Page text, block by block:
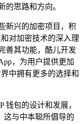
的思路和方向。
新兴的加密项目，积
对加密技术的深入理
善其功能，酷儿开发
，为用户提供更加
中拥有更多的选择和
钱包的设计和发展，
这与中本聪所倡导的